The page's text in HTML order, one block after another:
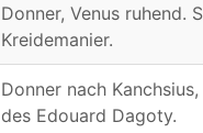
Donner, Venus ruhend.
Kreidemanier.
Donner nach
des Edouard Dagoty.